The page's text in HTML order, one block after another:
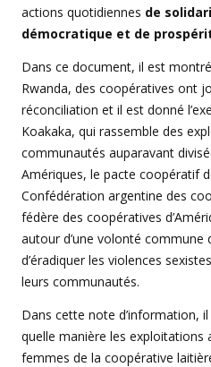
actions quotidiennes de
démocratique et de
Dans ce document, il est
Rwanda, des coopératives ont
réconciliation et il est donné
Koakaka, qui rassemble des
communautés auparavant
Amériques, le pacte coopératif
Confédération argentine des
fédère des coopératives
autour d’une volonté commune
d’éradiquer les violences
leurs communautés.
Dans cette note d’information,
quelle manière les exploitations
femmes de la coopérative